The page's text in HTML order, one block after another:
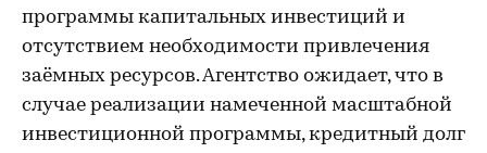
программы капитальных инвестиций и
отсутствием необходимости привлечения
заёмных ресурсов. Агентство ожидает, что в
случае реализации намеченной масштабной
инвестиционной программы, кредитный долг